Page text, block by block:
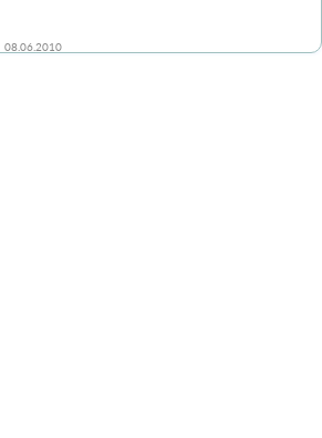
08.06.2010